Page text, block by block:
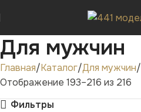
Для мужчин
Главная Каталог Для мужчин
Отображение 193–216 из 216
Фильтры